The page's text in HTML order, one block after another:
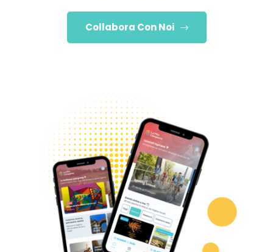
Collabora Con Noi